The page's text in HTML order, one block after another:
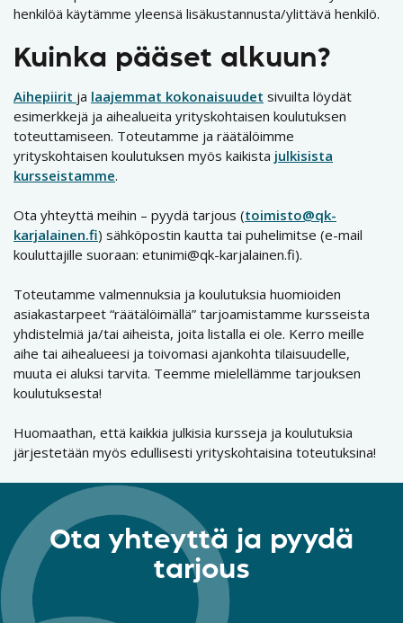
henkilöä käytämme yleensä lisäkustannusta/ylittävä henkilö.
Kuinka pääset alkuun?
Aihepiirit ja laajemmat kokonaisuudet sivuilta löydät
esimerkkejä ja aihealueita yrityskohtaisen koulutuksen
toteuttamiseen. Toteutamme ja räätälöimme
yrityskohtaisen koulutuksen myös kaikista julkisista
kursseistamme.
Ota yhteyttä meihin – pyydä tarjous (toimisto@qk-
karjalainen.fi) sähköpostin kautta tai puhelimitse (e-mail
kouluttajille suoraan: etunimi@qk-karjalainen.fi).
Toteutamme valmennuksia ja koulutuksia huomioiden
asiakastarpeet “räätälöimällä” tarjoamistamme kursseista
yhdistelmiä ja/tai aiheista, joita listalla ei ole. Kerro meille
aihe tai aihealueesi ja toivomasi ajankohta tilaisuudelle,
muuta ei aluksi tarvita. Teemme mielellämme tarjouksen
koulutuksesta!
Huomaathan, että kaikkia julkisia kursseja ja koulutuksia
järjestetään myös edullisesti yrityskohtaisina toteutuksina!
Ota yhteyttä ja pyydä
tarjous